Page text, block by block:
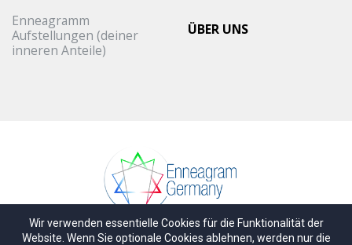
Enneagramm
Aufstellungen (deiner
inneren Anteile)
ÜBER UNS
© CopyrightEnneagram Germany GbR.Alle Rechte
Wir verwenden essentielle Cookies für die Funktionalität der
Website. Wenn Sie optionale Cookies ablehnen, werden nur die